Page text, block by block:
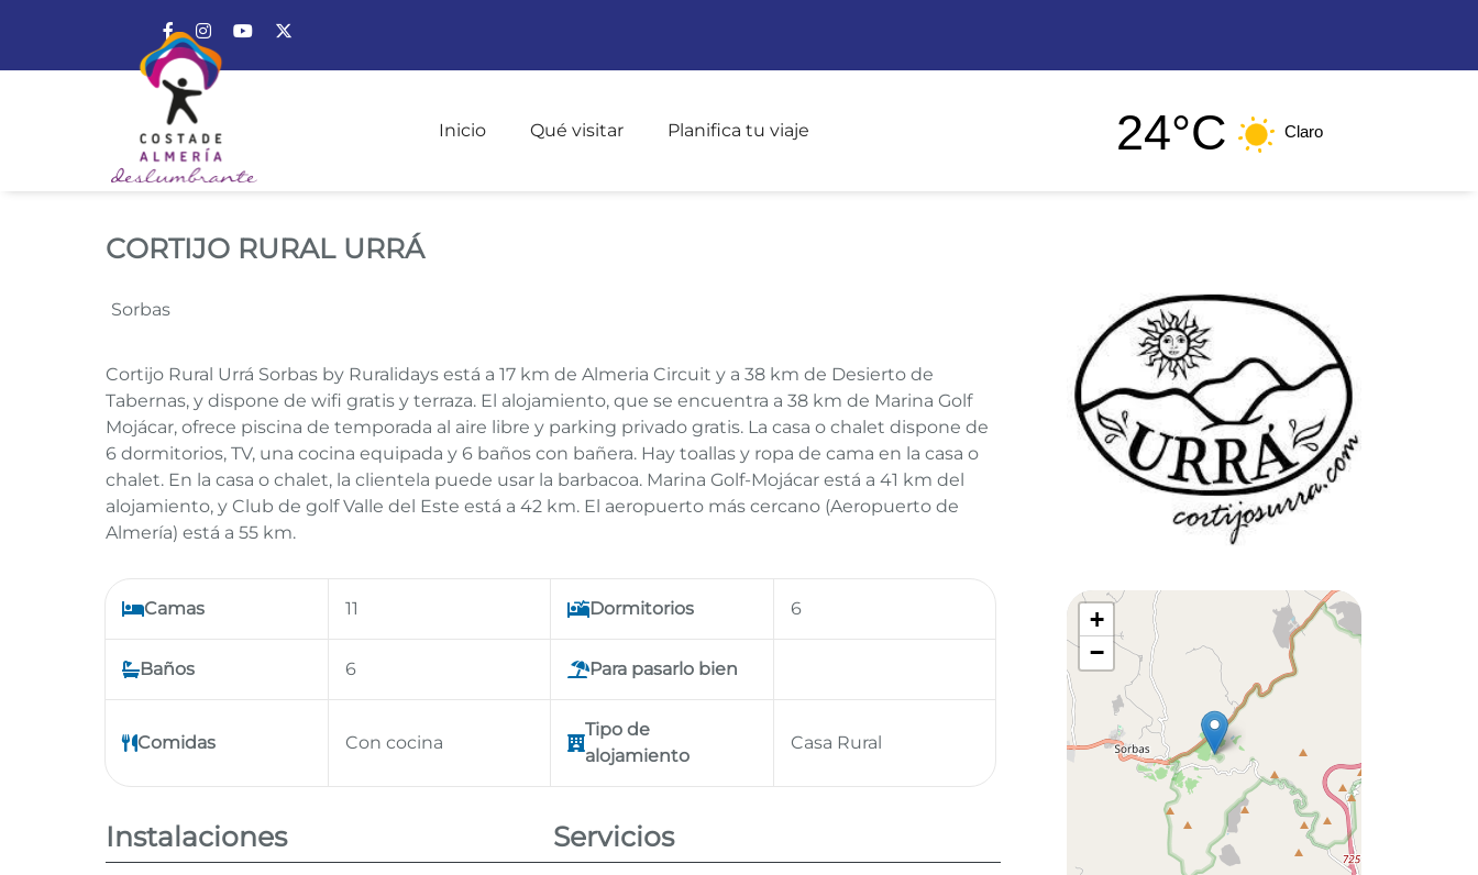
Enlace a Facebook
Enlace a Instagram
Enlace a Youtube Channel
Inicio Qué visitar Planifica tu viaje 24°C Claro
CORTIJO RURAL URRÁ
CORTIJO RURAL URRÁ
Sorbas
Cortijo Rural Urrá Sorbas by Ruralidays está a 17 km de Almeria Circuit y a 38 km de Desierto de
Tabernas, y dispone de wifi gratis y terraza. El alojamiento, que se encuentra a 38 km de Marina Golf
Mojácar, ofrece piscina de temporada al aire libre y parking privado gratis. La casa o chalet dispone de
6 dormitorios, TV, una cocina equipada y 6 baños con bañera. Hay toallas y ropa de cama en la casa o
chalet. En la casa o chalet, la clientela puede usar la barbacoa. Marina Golf-Mojácar está a 41 km del
alojamiento, y Club de golf Valle del Este está a 42 km. El aeropuerto más cercano (Aeropuerto de
Almería) está a 55 km.
Camas 11 Dormitorios 6
Baños 6 Para pasarlo bien
Comidas Con cocina
Tipo de
alojamiento
Casa Rural
Instalaciones Servicios
+
−